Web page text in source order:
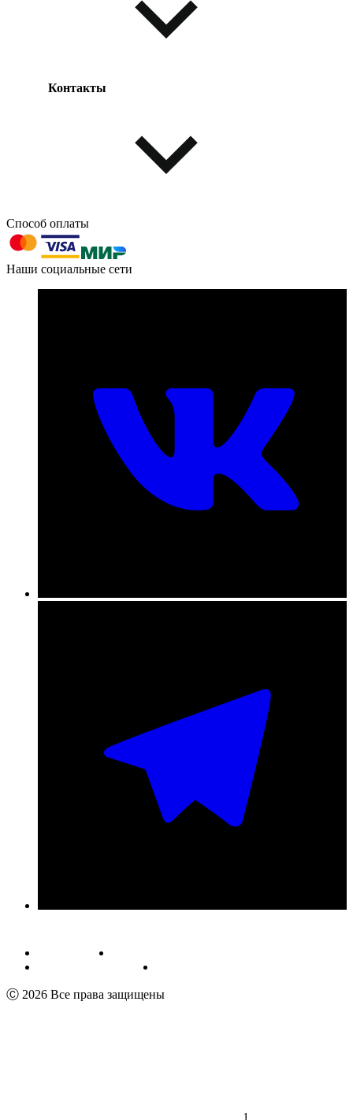
Таблица размеров
Контакты
603004, г. Нижний Новгород, проспект Ленина, д. 95
Номер телефона для связи:
+7 (831) 290-86-98
Способ оплаты
Наши социальные сети
Публичная оферта
Пользовательское соглашение
Ⓒ 2026 Все права защищены